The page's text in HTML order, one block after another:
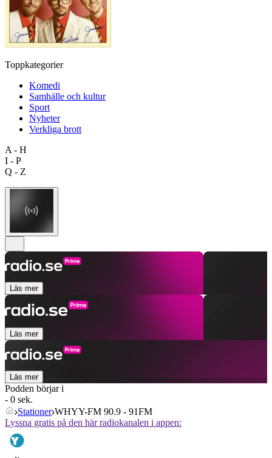
Toppkategorier
Komedi
Samhälle och kultur
Sport
Nyheter
Verkliga brott
A - H
I - P
Q - Z
Läs mer
Läs mer
Läs mer
Podden börjar i
- 0 sek.
Stationer WHYY-FM 90.9 - 91FM
Lyssna gratis på den här radiokanalen i appen: